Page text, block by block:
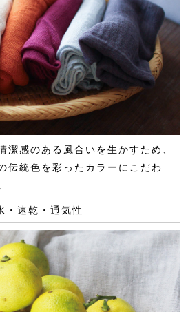
潔感のある風合いを生かすため、
伝統色を彩ったカラーにこだわ
・速乾・通気性